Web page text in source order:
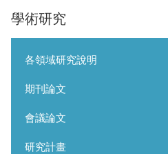
學術研究
各領域研究說明
期刊論文
會議論文
研究計畫